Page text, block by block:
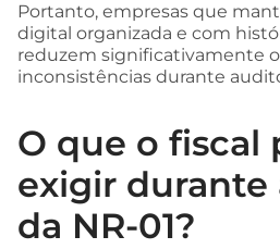
Portanto, empresas que
digital organizada e com
reduzem significativamente
inconsistências durante
O que o fiscal
exigir durante
da NR-01?